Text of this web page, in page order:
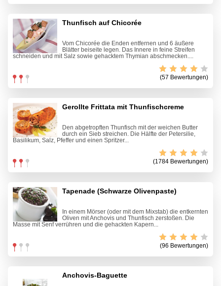
Thunfisch auf Chicorée
Vom Chicorée die Enden entfernen und 6 äußere
Blätter beiseite legen. Das Innere in feine Streifen
schneiden und mit Salz sowie gehacktem Thymian abschmecken....
(57 Bewertungen)
Gerollte Frittata mit Thunfischcreme
Den abgetropften Thunfisch mit der weichen Butter
durch ein Sieb streichen. Die Hälfte der Petersilie,
Basilikum, Salz, Pfeffer und einen Spritzer...
(1784 Bewertungen)
Tapenade (Schwarze Olivenpaste)
In einem Mörser (oder mit dem Mixstab) die entkernten
Oliven mit Anchovis und Thunfisch zerstoßen. Die
Masse mit Senf verrühren und die gehackten Kapern...
(96 Bewertungen)
Anchovis-Baguette